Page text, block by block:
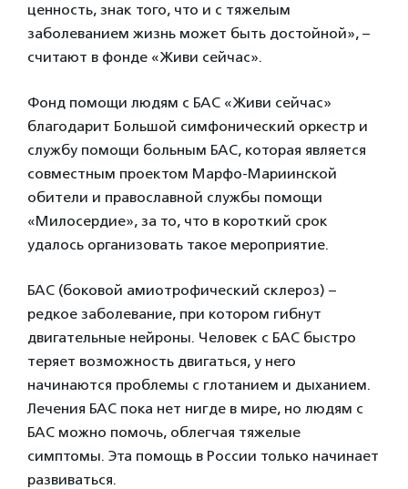
ценность, знак того, что и с тяжелым
заболеванием жизнь может быть достойной», –
считают в фонде «Живи сейчас».
Фонд помощи людям с БАС «Живи сейчас»
благодарит Большой симфонический оркестр и
службу помощи больным БАС, которая является
совместным проектом Марфо-Мариинской
обители и православной службы помощи
«Милосердие», за то, что в короткий срок
удалось организовать такое мероприятие.
БАС (боковой амиотрофический склероз) –
редкое заболевание, при котором гибнут
двигательные нейроны. Человек с БАС быстро
теряет возможность двигаться, у него
начинаются проблемы с глотанием и дыханием.
Лечения БАС пока нет нигде в мире, но людям с
БАС можно помочь, облегчая тяжелые
симптомы. Эта помощь в России только начинает
развиваться.